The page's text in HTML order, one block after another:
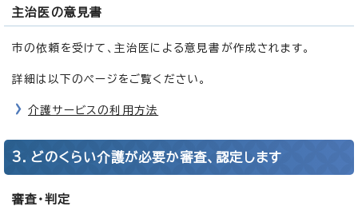
主治医の意見書
市の依頼を受けて、主治医による意見書が作成されます。
詳細は以下のページをご覧ください。
介護サービスの利用方法
3．どのくらい介護が必要か審査、認定します
審査・判定